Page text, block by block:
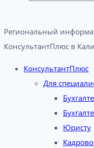
Региональный
КонсультантПлюс в
КонсультантПлюс
Для
Юристу